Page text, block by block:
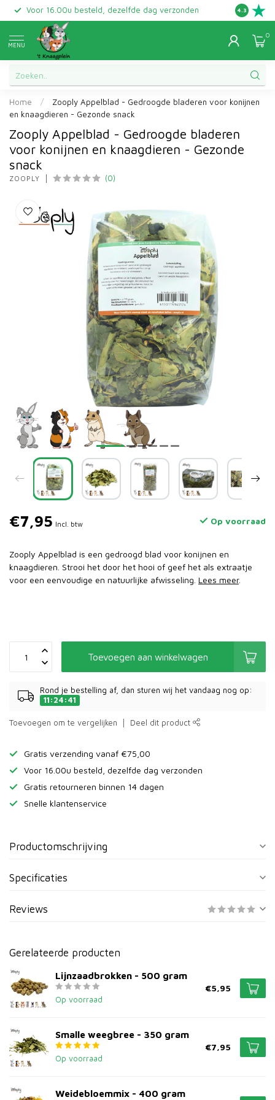
Voor 16.00u besteld, dezelfde dag verzonden Gratis
4.3
MENU
0
Home /
Zooply Appelblad - Gedroogde bladeren voor konijnen
en knaagdieren - Gezonde snack
Zooply Appelblad - Gedroogde bladeren
voor konijnen en knaagdieren - Gezonde
snack
ZOOPLY (0)
€7,95 Incl. btw Op voorraad
Zooply Appelblad is een gedroogd blad voor konijnen en
knaagdieren. Strooi het door het hooi of geef het als extraatje
voor een eenvoudige en natuurlijke afwisseling. Lees meer.
Toevoegen aan winkelwagen
Rond je bestelling af, dan sturen wij het vandaag nog op:
11:24:41
Toevoegen om te vergelijken Deel dit product
Gratis verzending vanaf €75,00
Voor 16.00u besteld, dezelfde dag verzonden
Gratis retourneren binnen 14 dagen
Snelle klantenservice
Productomschrijving
Specificaties
Reviews
Gerelateerde producten
Lijnzaadbrokken - 500 gram
Op voorraad
€5,95
Smalle weegbree - 350 gram
Op voorraad
€7,95
Weidebloemmix - 400 gram